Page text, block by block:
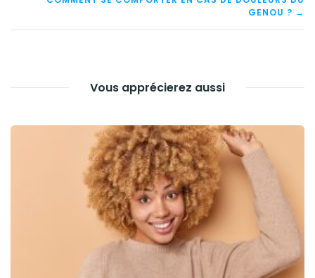
L’ARTICLE
GENOU ? →
Vous apprécierez aussi